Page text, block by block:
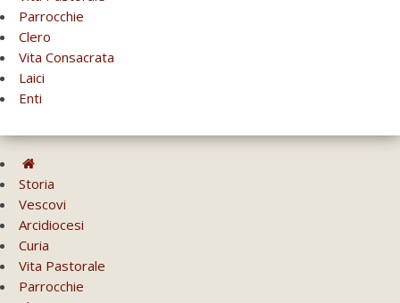
Parrocchie
Clero
Vita Consacrata
Laici
Enti
Storia
Vescovi
Arcidiocesi
Curia
Vita Pastorale
Parrocchie